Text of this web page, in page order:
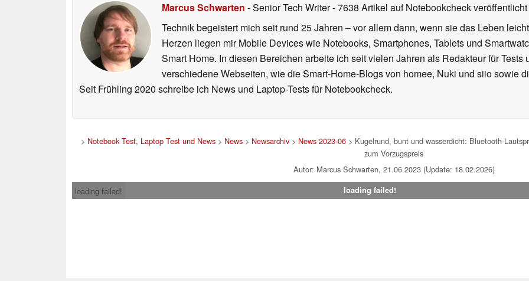
Marcus Schwarten - Senior Tech Writer- 7638 Artikel auf Notebookcheck veröffentlicht
Technik begeistert mich seit rund 25 Jahren – vor allem dann, wenn sie das Leben
Herzen liegen mir Mobile Devices wie Notebooks, Smartphones, Tablets und
Smart Home. In diesen Bereichen arbeite ich seit vielen Jahren als Redakteur für Tests
verschiedene Webseiten, wie die Smart-Home-Blogs von homee, Nuki und siio sowie
Seit Frühling 2020 schreibe ich News und Laptop-Tests für Notebookcheck.
> Notebook Test, Laptop Test und News> News> Newsarchiv> News 2023-06> Kugelrund, bunt und wasserdicht: Bluetooth-
zum Vorzugspreis
Autor: Marcus Schwarten, 21.06.2023 (Update: 18.02.2026)
loading failed!
loading failed!